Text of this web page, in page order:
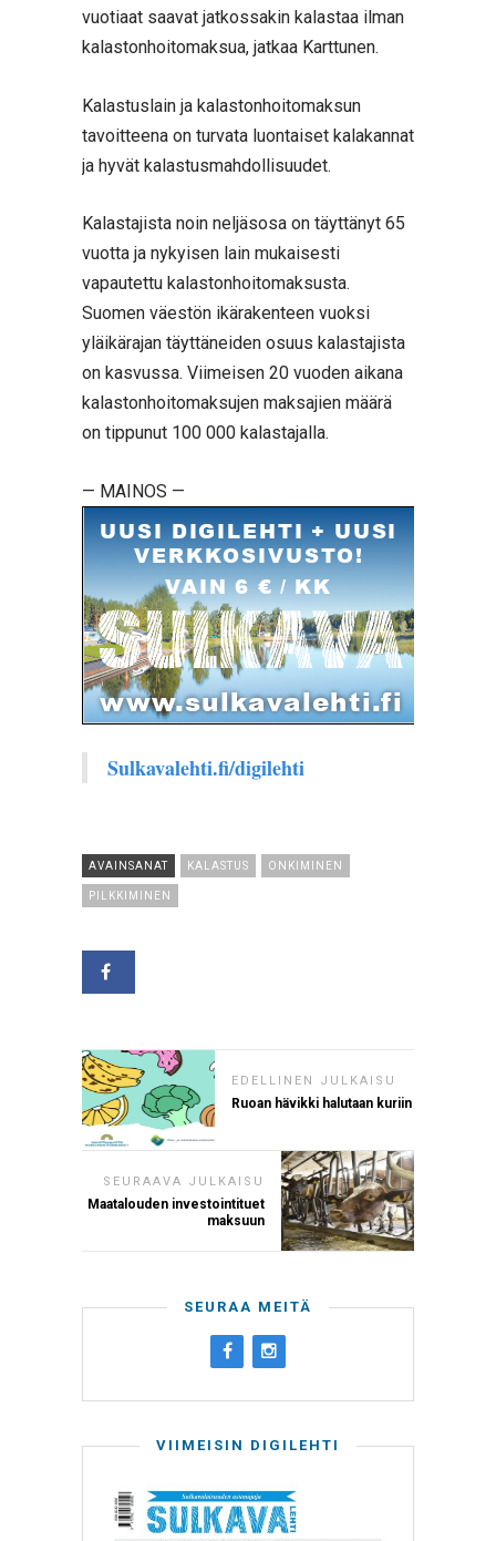
vuotiaat saavat jatkossakin kalastaa ilman
kalastonhoitomaksua, jatkaa Karttunen.
Kalastuslain ja kalastonhoitomaksun
tavoitteena on turvata luontaiset kalakannat
ja hyvät kalastusmahdollisuudet.
Kalastajista noin neljäsosa on täyttänyt 65
vuotta ja nykyisen lain mukaisesti
vapautettu kalastonhoitomaksusta.
Suomen väestön ikärakenteen vuoksi
yläikärajan täyttäneiden osuus kalastajista
on kasvussa. Viimeisen 20 vuoden aikana
kalastonhoitomaksujen maksajien määrä
on tippunut 100 000 kalastajalla.
— MAINOS —
Sulkavalehti.fi/digilehti
AVAINSANAT KALASTUS ONKIMINEN
PILKKIMINEN
EDELLINEN JULKAISU
Ruoan hävikki halutaan kuriin
SEURAAVA JULKAISU
Maatalouden investointituet
maksuun
SEURAA MEITÄ
VIIMEISIN DIGILEHTI